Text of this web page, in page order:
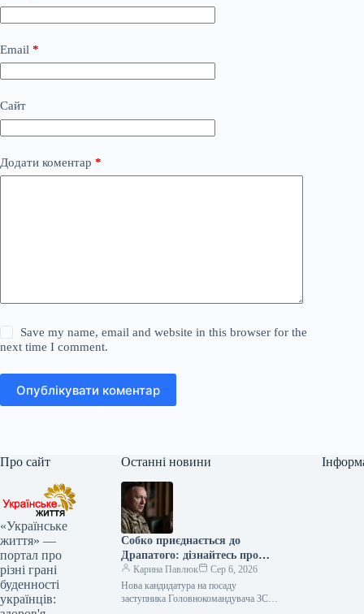
Email *
Сайт
Додати коментар *
Save my name, email and website in this browser for the
next time I comment.
Опублікувати коментар
Про сайт
«Українське
життя» —
портал про
різні грані
буденності
українців:
Останні новини
Собко приєднається до
Драпатого: дізнайтесь про
нового заступника
Карина Павлюк
Сер 6, 2026
Нова кандидатура на посаду
заступника Головнокомандувача ЗСУ